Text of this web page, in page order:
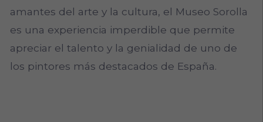
amantes del arte y la cultura, el Museo Sorolla
es una experiencia imperdible que permite
apreciar el talento y la genialidad de uno de
los pintores más destacados de España.